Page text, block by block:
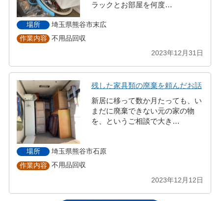
ラックとお部屋を何度…
場所
埼玉県熊谷市末広
作業内容
不用品回収
2023年12月31日
残した家具類の廃棄を頼んだお話
新居に移って数か月たっても、い
まだに廃棄できない元の家の物
を、というご相談で大き…
場所
埼玉県熊谷市石原
作業内容
不用品回収
2023年12月12日